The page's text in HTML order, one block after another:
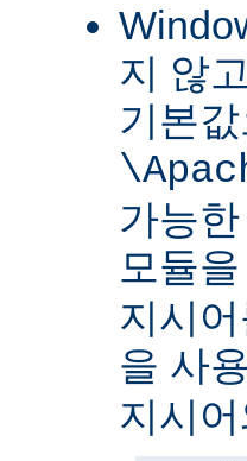
지 않
기본
가능
모듈
지시
을 사
지시